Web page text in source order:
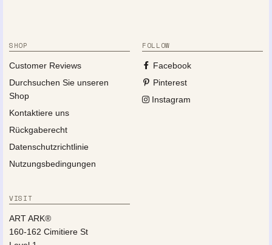
SHOP
Customer Reviews
Durchsuchen Sie unseren
Shop
Kontaktiere uns
Rückgaberecht
Datenschutzrichtlinie
Nutzungsbedingungen
FOLLOW
Facebook
Pinterest
Instagram
VISIT
ART ARK®
160-162 Cimitiere St